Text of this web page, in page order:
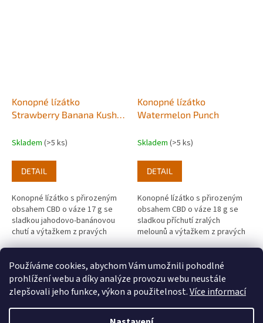
Používáme cookies, abychom Vám umožnili pohodlné
prohlížení webu a díky analýze provozu webu neustále
zlepšovali jeho funkce, výkon a použitelnost.Více informací
Konopné lízátko
Strawberry Banana Kush
Skladem (>5 ks)
DETAIL
Konopné lízátko s přirozeným
obsahem CBD o váze 17 g se
sladkou jahodovo-banánovou
chutí a výtažkem z pravých
rostlin konopí.
Konopné lízátko
Watermelon Punch
Skladem (>5 ks)
DETAIL
Konopné lízátko s přirozeným
obsahem CBD o váze 18 g se
sladkou příchutí zralých
melounů a výtažkem z pravých
rostlin konopí.
O
v
l
á
d
položek celkem
Vytvořil Shoptet